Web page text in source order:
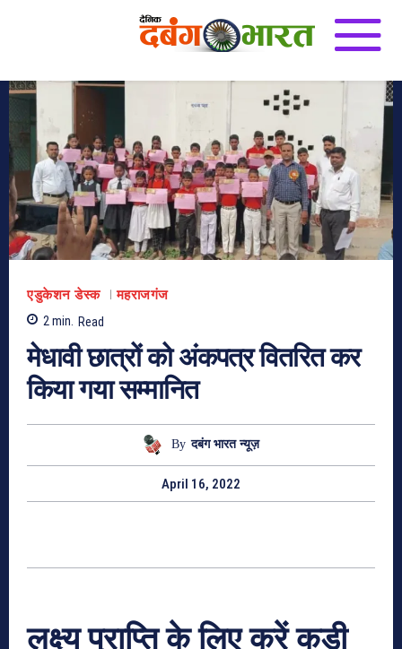
एडुकेशन डेस्क
महराजगंज
2 min. Read
मेधावी छात्रों को अंकपत्र वितरित कर
किया गया सम्मानित
By दबंग भारत न्यूज़
April 16, 2022
लक्ष्य प्राप्ति के लिए करें कड़ी